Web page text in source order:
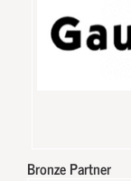
Bronze Partner